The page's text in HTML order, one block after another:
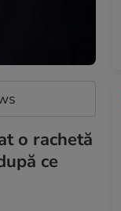
o rachetă
ce